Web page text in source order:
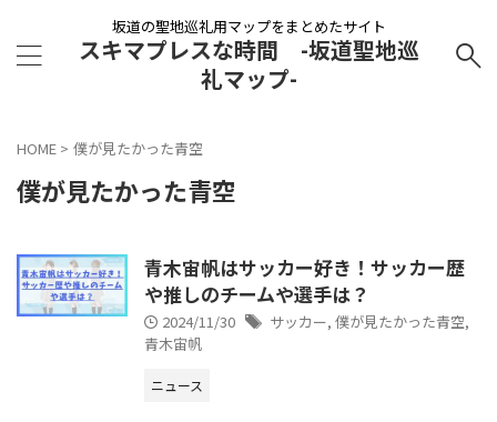
坂道の聖地巡礼用マップをまとめたサイト
スキマプレスな時間 -坂道聖地巡
礼マップ-
HOME > 僕が見たかった青空
僕が見たかった青空
青木宙帆はサッカー好き！サッカー歴
や推しのチームや選手は？
2024/11/30 サッカー, 僕が見たかった青空,
青木宙帆
ニュース